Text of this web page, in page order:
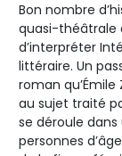
Bon nombre
quasi-théâtrale
d’interpréter
littéraire. Un
roman
au sujet traité
se déroule
personnes